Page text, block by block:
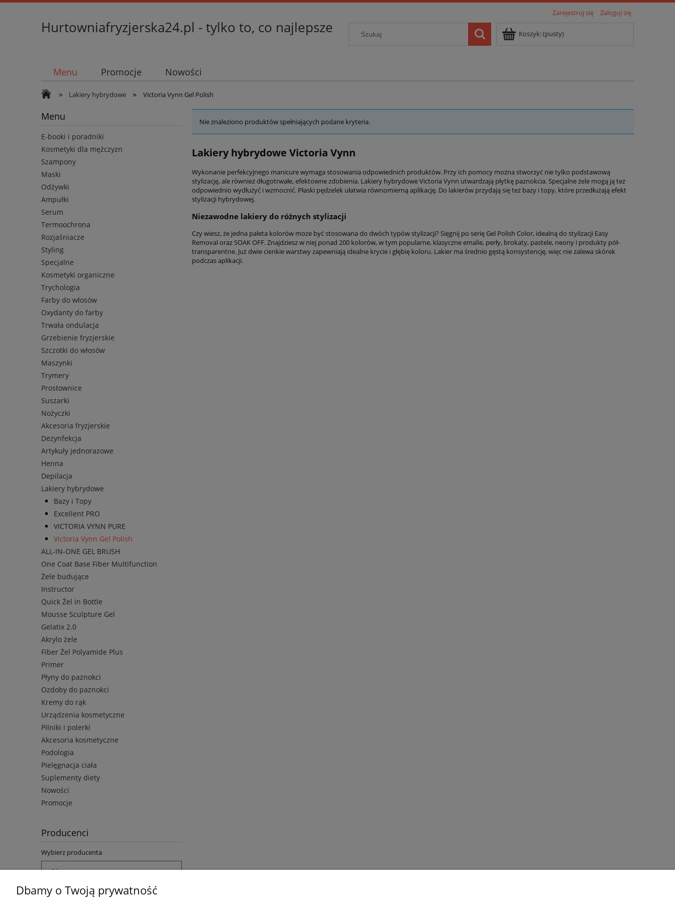
Zarejestruj się Zaloguj się
Hurtowniafryzjerska24.pl - tylko to, co najlepsze Koszyk:(pusty)
Menu Promocje Nowości
» Lakiery hybrydowe » Victoria Vynn Gel Polish
Menu
E-booki i poradniki
Kosmetyki dla mężczyzn
Szampony
Maski
Odżywki
Ampułki
Serum
Termoochrona
Rozjaśniacze
Styling
Specjalne
Kosmetyki organiczne
Trychologia
Farby do włosów
Oxydanty do farby
Trwała ondulacja
Grzebienie fryzjerskie
Szczotki do włosów
Maszynki
Trymery
Prostownice
Suszarki
Nożyczki
Akcesoria fryzjerskie
Dezynfekcja
Artykuły jednorazowe
Henna
Depilacja
Lakiery hybrydowe
Bazy i Topy
Excellent PRO
VICTORIA VYNN PURE
Victoria Vynn Gel Polish
ALL-IN-ONE GEL BRUSH
One Coat Base Fiber Multifunction
Żele budujące
Instructor
Quick Żel in Bottle
Mousse Sculpture Gel
Gelatix 2.0
Akrylo żele
Fiber Żel Polyamide Plus
Primer
Płyny do paznokci
Ozdoby do paznokci
Kremy do rąk
Urządzenia kosmetyczne
Pilniki i polerki
Akcesoria kosmetyczne
Podologia
Pielęgnacja ciała
Suplementy diety
Nowości
Promocje
Producenci
Wybierz producenta
Nie znaleziono produktów spełniających podane kryteria.
Lakiery hybrydowe Victoria Vynn
Wykonanie perfekcyjnego manicure wymaga stosowania odpowiednich produktów. Przy ich pomocy można stworzyć nie tylko podstawową
stylizację, ale również długotrwałe, efektowne zdobienia. Lakiery hybrydowe Victoria Vynn utwardzają płytkę paznokcia. Specjalne żele mogą ją też
odpowiednio wydłużyć i wzmocnić. Płaski pędzelek ułatwia równomierną aplikację. Do lakierów przydają się też bazy i topy, które przedłużają efekt
stylizacji hybrydowej.
Niezawodne lakiery do różnych stylizacji
Czy wiesz, że jedna paleta kolorów może być stosowana do dwóch typów stylizacji? Sięgnij po serię Gel Polish Color, idealną do stylizacji Easy
Removal oraz SOAK OFF. Znajdziesz w niej ponad 200 kolorów, w tym popularne, klasyczne emalie, perły, brokaty, pastele, neony i produkty pół-
transparentne. Już dwie cienkie warstwy zapewniają idealne krycie i głębię koloru. Lakier ma średnio gęstą konsystencję, więc nie zalewa skórek
podczas aplikacji.
Dbamy o Twoją prywatność